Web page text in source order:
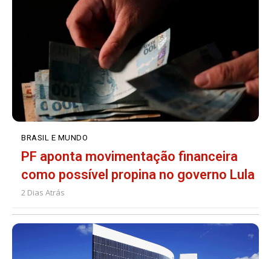
BRASIL E MUNDO
PF aponta movimentação financeira
como possível propina no governo Lula
2 Dias Atrás